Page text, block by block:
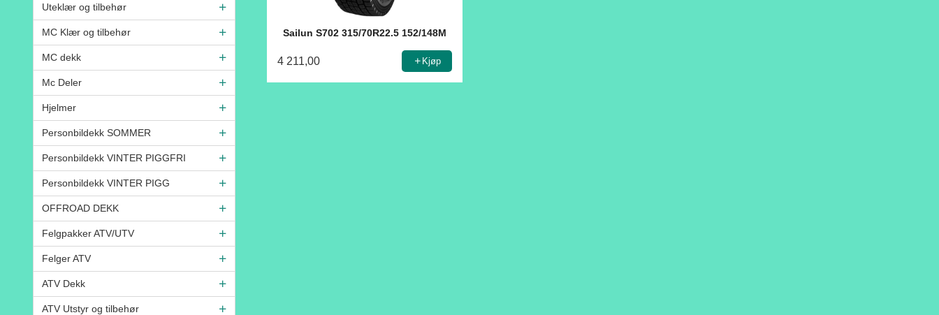
Uteklær og tilbehør
MC Klær og tilbehør
MC dekk
Mc Deler
Hjelmer
Personbildekk SOMMER
Personbildekk VINTER PIGGFRI
Personbildekk VINTER PIGG
OFFROAD DEKK
Felgpakker ATV/UTV
Felger ATV
ATV Dekk
ATV Utstyr og tilbehør
Sailun S702 315/70R22.5 152/148M
4 211,00 Kjøp